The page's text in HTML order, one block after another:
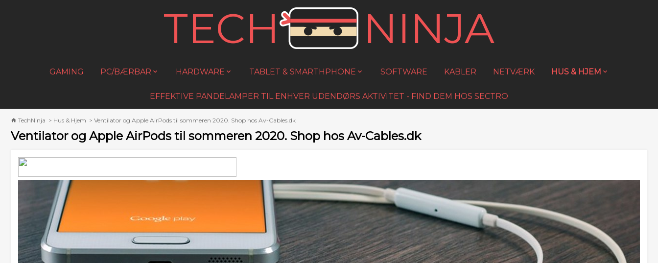
TECH NINJA
GAMING PC/BÆRBAR HARDWARE TABLET & SMARTHPHONE SOFTWARE KABLER NETVÆRK HUS & HJEM
EFFEKTIVE PANDELAMPER TIL ENHVER UDENDØRS AKTIVITET - FIND DEM HOS SECTRO
TechNinja > Hus & Hjem > Ventilator og Apple AirPods til sommeren 2020. Shop hos Av-Cables.dk
Ventilator og Apple AirPods til sommeren 2020. Shop hos Av-Cables.dk